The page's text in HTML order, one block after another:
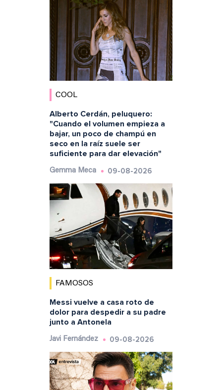
COOL
Alberto Cerdán, peluquero:
"Cuando el volumen empieza a
bajar, un poco de champú en
seco en la raíz suele ser
suficiente para dar elevación"
Gemma Meca 09-08-2026
FAMOSOS
Messi vuelve a casa roto de
dolor para despedir a su padre
junto a Antonela
Javi Fernández 09-08-2026